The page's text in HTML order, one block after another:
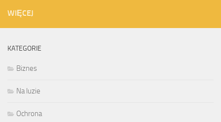
WIĘCEJ
KATEGORIE
Biznes
Na luzie
Ochrona